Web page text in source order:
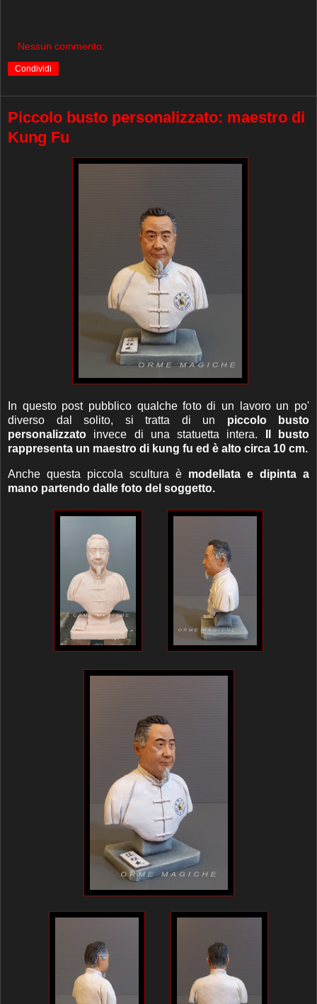
Nessun commento:
Condividi
Piccolo busto personalizzato: maestro di
Kung Fu
In questo post pubblico qualche foto di un lavoro un po'
diverso dal solito, si tratta di un piccolo busto
personalizzato invece di una statuetta intera.
Il busto
rappresenta un maestro di kung fu ed è alto circa 10 cm.
Anche questa piccola scultura è modellata e dipinta a
mano partendo dalle foto del soggetto.